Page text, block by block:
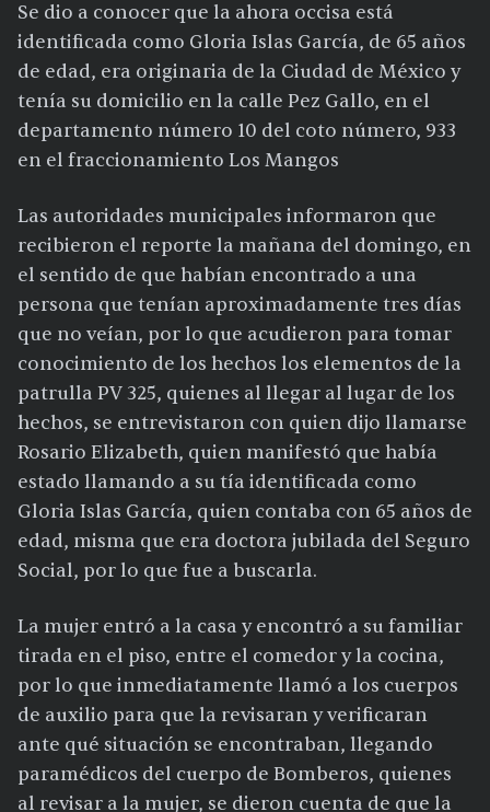
Se dio a conocer que la ahora occisa está
identificada como Gloria Islas García, de 65 años
de edad, era originaria de la Ciudad de México y
tenía su domicilio en la calle Pez Gallo, en el
departamento número 10 del coto número, 933
en el fraccionamiento Los Mangos
Las autoridades municipales informaron que
recibieron el reporte la mañana del domingo, en
el sentido de que habían encontrado a una
persona que tenían aproximadamente tres días
que no veían, por lo que acudieron para tomar
conocimiento de los hechos los elementos de la
patrulla PV 325, quienes al llegar al lugar de los
hechos, se entrevistaron con quien dijo llamarse
Rosario Elizabeth, quien manifestó que había
estado llamando a su tía identificada como
Gloria Islas García, quien contaba con 65 años de
edad, misma que era doctora jubilada del Seguro
Social, por lo que fue a buscarla.
La mujer entró a la casa y encontró a su familiar
tirada en el piso, entre el comedor y la cocina,
por lo que inmediatamente llamó a los cuerpos
de auxilio para que la revisaran y verificaran
ante qué situación se encontraban, llegando
paramédicos del cuerpo de Bomberos, quienes
al revisar a la mujer, se dieron cuenta de que la